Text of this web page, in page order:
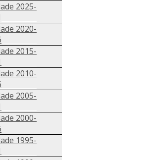
2025-
2020-
2015-
2010-
2005-
2000-
1995-